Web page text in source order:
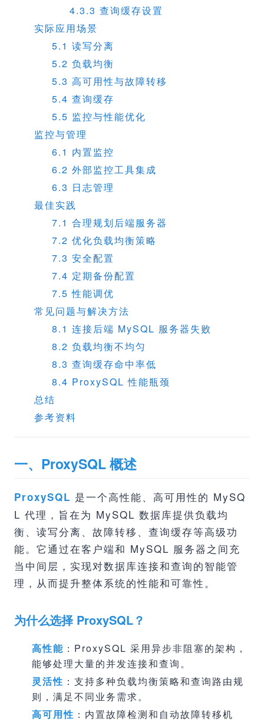
4.3.3 查询缓存设置
实际应用场景
5.1 读写分离
5.2 负载均衡
5.3 高可用性与故障转移
5.4 查询缓存
5.5 监控与性能优化
监控与管理
6.1 内置监控
6.2 外部监控工具集成
6.3 日志管理
最佳实践
7.1 合理规划后端服务器
7.2 优化负载均衡策略
7.3 安全配置
7.4 定期备份配置
7.5 性能调优
常见问题与解决方法
8.1 连接后端 MySQL 服务器失败
8.2 负载均衡不均匀
8.3 查询缓存命中率低
8.4 ProxySQL 性能瓶颈
总结
参考资料
一、ProxySQL 概述
ProxySQL 是一个高性能、高可用性的 MySQ
L 代理，旨在为 MySQL 数据库提供负载均
衡、读写分离、故障转移、查询缓存等高级功
能。它通过在客户端和 MySQL 服务器之间充
当中间层，实现对数据库连接和查询的智能管
理，从而提升整体系统的性能和可靠性。
为什么选择 ProxySQL？
高性能 ：ProxySQL 采用异步非阻塞的架构，
能够处理大量的并发连接和查询。
灵活性 ：支持多种负载均衡策略和查询路由规
则，满足不同业务需求。
高可用性 ：内置故障检测和自动故障转移机